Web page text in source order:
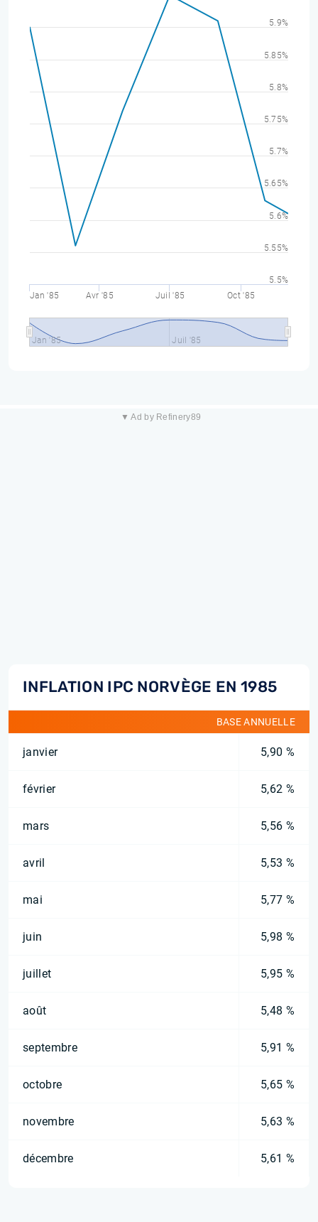
Jan '85 Avr '85 Juil '85 Oct '85
Jan '85 Juil '85
5.5%
5.55%
5.6%
5.65%
5.7%
5.75%
5.8%
5.85%
5.9%
▼ Ad by Refinery89
INFLATION IPC NORVÈGE EN 1985
BASE ANNUELLE
janvier 5,90 %
février 5,62 %
mars 5,56 %
avril 5,53 %
mai 5,77 %
juin 5,98 %
juillet 5,95 %
août 5,48 %
septembre 5,91 %
octobre 5,65 %
novembre 5,63 %
décembre 5,61 %